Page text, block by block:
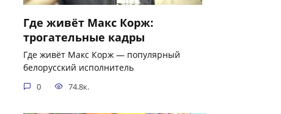
Где живёт Макс Корж:
трогательные кадры
Где живёт Макс Корж — популярный
белорусский исполнитель
0 74.8к.